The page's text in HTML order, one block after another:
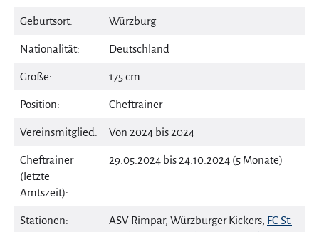
Geburtsort: Würzburg
Nationalität: Deutschland
Größe: 175 cm
Position: Cheftrainer
Vereinsmitglied: Von 2024 bis 2024
Cheftrainer
(letzte
Amtszeit):
29.05.2024 bis 24.10.2024 (5 Monate)
Stationen: ASV Rimpar, Würzburger Kickers, FC St.